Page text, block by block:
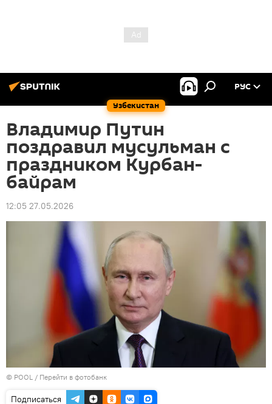
Узбекистан
РУС
Владимир Путин
поздравил мусульман с
праздником Курбан-
байрам
12:05 27.05.2026
© POOL / Перейти в фотобанк
Подписаться